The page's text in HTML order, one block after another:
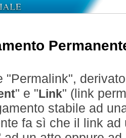
"Permalink",
" e " Link" (link
stabile ad
fa sì che il link